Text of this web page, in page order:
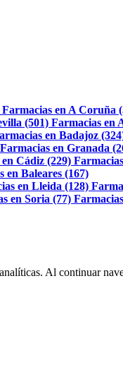
Farmacias en A Coruña
(501) Farmacias en
en Badajoz
Farmacias en Granada
Cádiz (229)
en Baleares (167)
en Lleida (128)
en Soria (77)
Al continuar